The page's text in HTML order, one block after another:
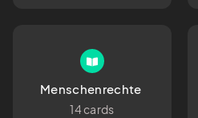
14 cards